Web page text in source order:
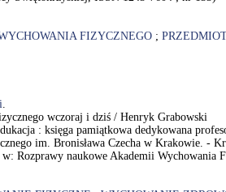
FIZYCZNEGO ;
.
wczoraj i dziś / Henryk Grabowski
: księga pamiątkowa dedykowana
im. Bronisława Czecha w Krakowie. -
Rozprawy naukowe Akademii Wychowania